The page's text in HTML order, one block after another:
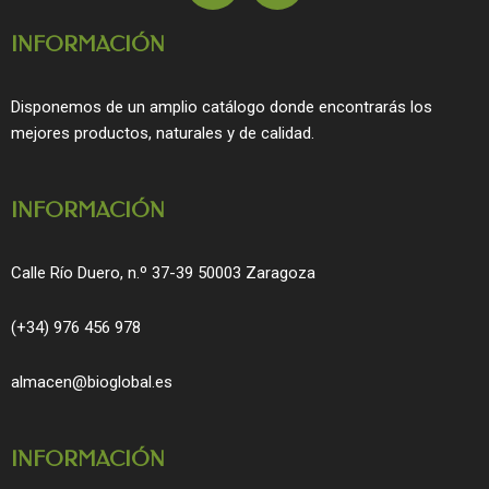
o
o
g
r
INFORMACIÓN
Disponemos de un amplio catálogo donde encontrarás los
mejores productos, naturales y de calidad.
INFORMACIÓN
Calle Río Duero, n.º 37-39 50003 Zaragoza
(+34) 976 456 978
almacen@bioglobal.es
INFORMACIÓN